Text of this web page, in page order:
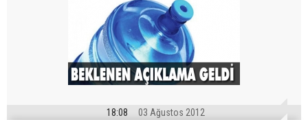
18:08 03 Ağustos 2012